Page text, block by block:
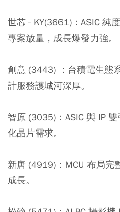
世芯 - KY(3661)： ASIC 純
專案放量，成長爆發力強。
創意 (3443) ： 台積電生態
計服務護城河深厚。
智原 (3035)： ASIC 與 IP
化晶片需求。
新唐 (4919)： MCU 布局完
成長。